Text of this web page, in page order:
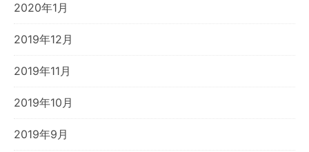
2020年1月
2019年12月
2019年11月
2019年10月
2019年9月